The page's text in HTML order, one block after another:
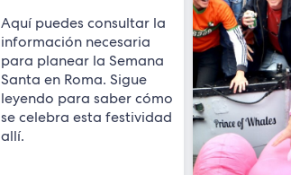
Aquí puedes consultar la
información necesaria
para planear la Semana
Santa en Roma. Sigue
leyendo para saber cómo
se celebra esta festividad
allí.